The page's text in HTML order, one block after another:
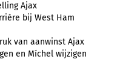
Ajax
bij West Ham
van aanwinst Ajax
en Míchel wijzigen